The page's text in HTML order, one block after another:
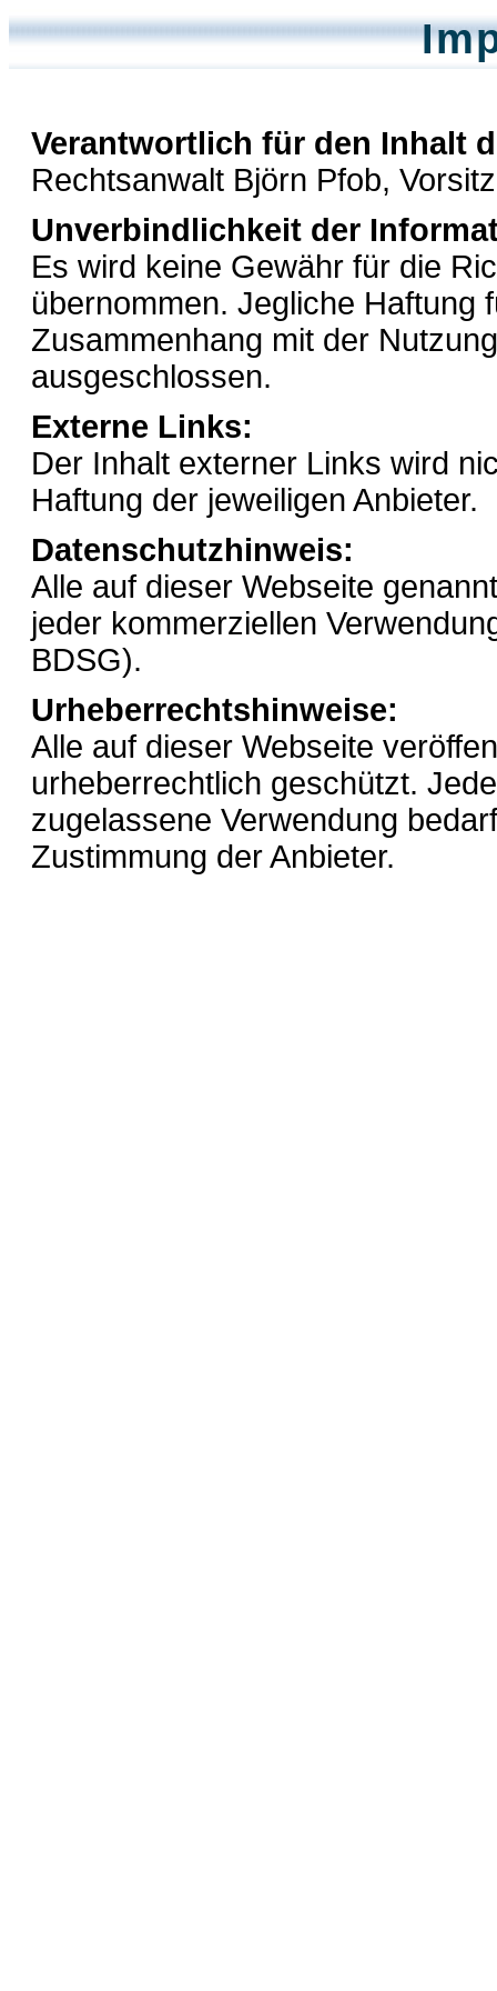
Verantwortlich für den Inhalt
Rechtsanwalt Björn Pfob,
Unverbindlichkeit der
Es wird keine Gewähr für die
übernommen. Jegliche Haftung
Zusammenhang mit der
ausgeschlossen.
Externe Links:
Der Inhalt externer Links wird
Haftung der jeweiligen Anbieter.
Datenschutzhinweis:
Alle auf dieser Webseite
jeder kommerziellen
BDSG).
Urheberrechtshinweise:
Alle auf dieser Webseite
urheberrechtlich geschützt.
zugelassene Verwendung
Zustimmung der Anbieter.